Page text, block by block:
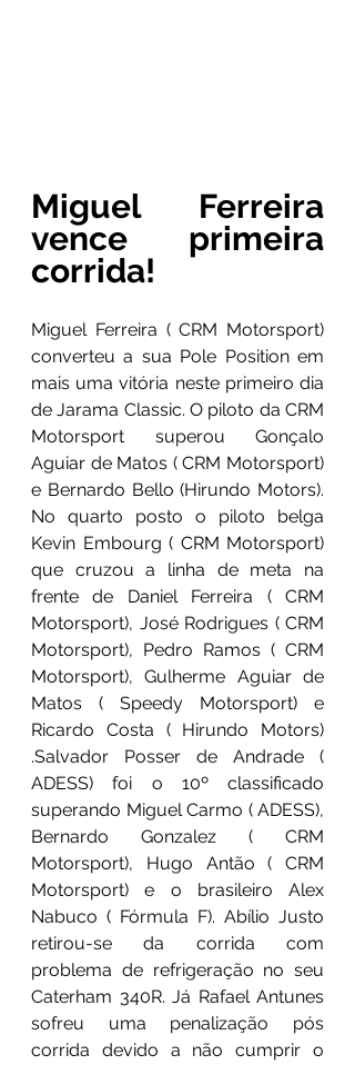
Miguel Ferreira
vence primeira
corrida!
Miguel Ferreira ( CRM Motorsport)
converteu a sua Pole Position em
mais uma vitória neste primeiro dia
de Jarama Classic. O piloto da CRM
Motorsport superou Gonçalo
Aguiar de Matos ( CRM Motorsport)
e Bernardo Bello (Hirundo Motors).
No quarto posto o piloto belga
Kevin Embourg ( CRM Motorsport)
que cruzou a linha de meta na
frente de Daniel Ferreira ( CRM
Motorsport), José Rodrigues ( CRM
Motorsport), Pedro Ramos ( CRM
Motorsport), Gulherme Aguiar de
Matos ( Speedy Motorsport) e
Ricardo Costa ( Hirundo Motors)
.Salvador Posser de Andrade (
ADESS) foi o 10º classificado
superando Miguel Carmo ( ADESS),
Bernardo Gonzalez ( CRM
Motorsport), Hugo Antão ( CRM
Motorsport) e o brasileiro Alex
Nabuco ( Fórmula F). Abílio Justo
retirou-se da corrida com
problema de refrigeração no seu
Caterham 340R. Já Rafael Antunes
sofreu uma penalização pós
corrida devido a não cumprir o